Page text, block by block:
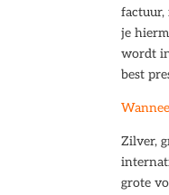
factuur,
je
wordt
best
Zilver,
grote